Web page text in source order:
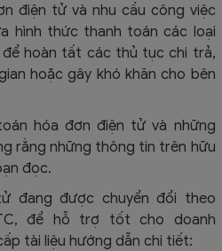
điện tử và nhu cầu công việc
hình thức thanh toán các loại
hoàn tất các thủ tục chi trả,
hoặc gây khó khăn cho bên
hóa đơn điện tử và những
rằng những thông tin trên hữu
đọc.
đang được chuyển đổi theo
để hỗ trợ tốt cho doanh
tài liệu hướng dẫn chi tiết: